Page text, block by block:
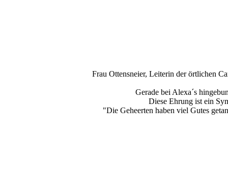
Frau Ottensneier, Leiterin der örtlichen
Gerade bei Alexa´s
Diese Ehrung ist ein
"Die Geheerten haben viel Gutes